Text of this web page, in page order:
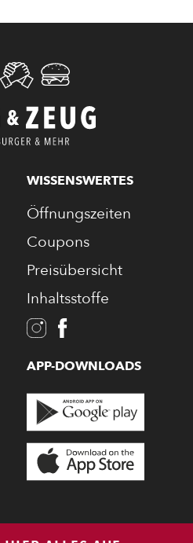
WISSENSWERTES
Öffnungszeiten
Coupons
Preisübersicht
Inhaltsstoffe
APP-DOWNLOADS